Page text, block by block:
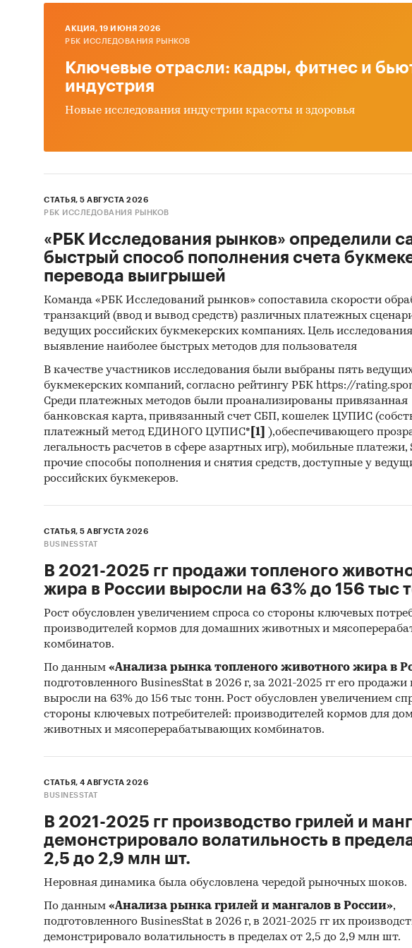
конкурентный
Финансовые
Необходимые
IRR
Срок окупаемости
Дисконтированный
окупаемости
Актуальность
Разведение
производится на
хозяйств, которые
реализации
способствует
данной территории
для выпасов на
свинья питается
Ферм,
породы, на территории
разведению
данной породы
Вьетнамская
Регион
Технология
Вьетнамские свиньи
толстой подстилке из
-300С.
AКЦИЯ, 19 ИЮНЯ 2026
РБК ИССЛЕДОВАНИЯ РЫНКОВ
Ключевые отрасли: кадры, фитнес и
индустрия
Новые исследования индустрии красоты и здоровья
СТАТЬЯ, 5 АВГУСТА 2026
РБК ИССЛЕДОВАНИЯ РЫНКОВ
«РБК Исследования рынков» определили
быстрый способ пополнения счета
перевода выигрышей
Команда «РБК Исследований рынков» сопоставила скорости
транзакций (ввод и вывод средств) различных платежных
ведущих российских букмекерских компаниях. Цель
выявление наиболее быстрых методов для пользователя
В качестве участников исследования были выбраны пять
букмекерских компаний, согласно рейтингу РБК https://
Среди платежных методов были проанализированы привязанная
банковская карта, привязанный счет СБП, кошелек ЦУПИС
платежный метод ЕДИНОГО ЦУПИС* [1]
),обеспечивающего
легальность расчетов в сфере азартных игр), мобильные платежи,
прочие способы пополнения и снятия средств, доступные у
российских букмекеров.
СТАТЬЯ, 5 АВГУСТА 2026
BUSINESSTAT
В 2021-2025 гг продажи топленого
жира в России выросли на 63% до 156 тыс
Рост обусловлен увеличением спроса со стороны ключевых
производителей кормов для домашних животных и
комбинатов.
По данным «Анализа рынка топленого животного жира в
подготовленного BusinesStat в 2026 г, за 2021-2025 гг его продажи
выросли на 63% до 156 тыс тонн. Рост обусловлен увеличением
стороны ключевых потребителей: производителей кормов для
животных и мясоперерабатывающих комбинатов.
СТАТЬЯ, 4 АВГУСТА 2026
BUSINESSTAT
В 2021-2025 гг производство грилей и
демонстрировало волатильность в
2,5 до 2,9 млн шт.
Неровная динамика была обусловлена чередой рыночных шоков.
По данным «Анализа рынка грилей и мангалов в России»,
подготовленного BusinesStat в 2026 г, в 2021-2025 гг их
демонстрировало волатильность в пределах от 2,5 до 2,9 млн шт.